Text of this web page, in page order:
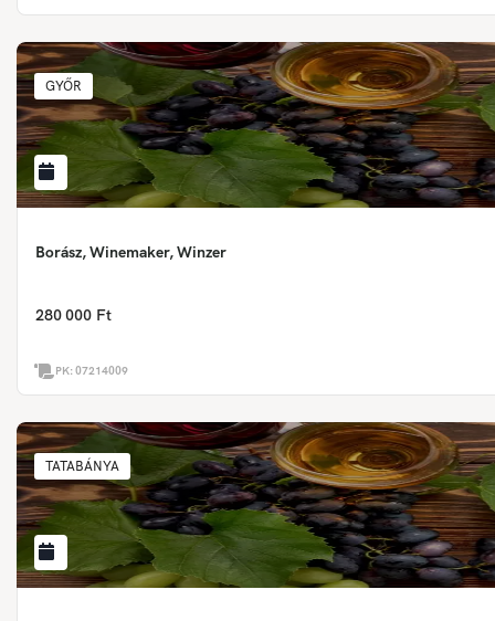
GYŐR
Borász, Winemaker, Winzer
280 000 Ft
PK:07214009
TATABÁNYA